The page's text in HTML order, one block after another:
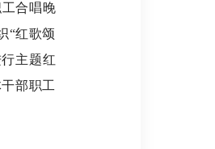
合唱晚
“红歌颂
主题红
部职工